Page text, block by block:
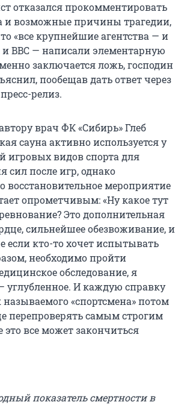
отказался прокомментировать
и возможные причины трагедии,
«все крупнейшие агентства — и
и BBC — написали элементарную
заключается ложь, господин
пообещав дать ответ через
релиз.
врач ФК «Сибирь» Глеб
сауна активно используется у
игровых видов спорта для
сил после игр, однако
восстановительное мероприятие
опрометчивым: «Ну какое тут
Это дополнительная
сильнейшее обезвоживание, и
если кто-то хочет испытывать
необходимо пройти
обследование, я
углубленное. И каждую справку
называемого «спортсмена» потом
перепроверять самым строгим
это все может закончиться
показатель смертности в